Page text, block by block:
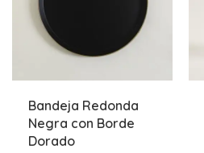
Bandeja Redonda
Negra con Borde
Dorado